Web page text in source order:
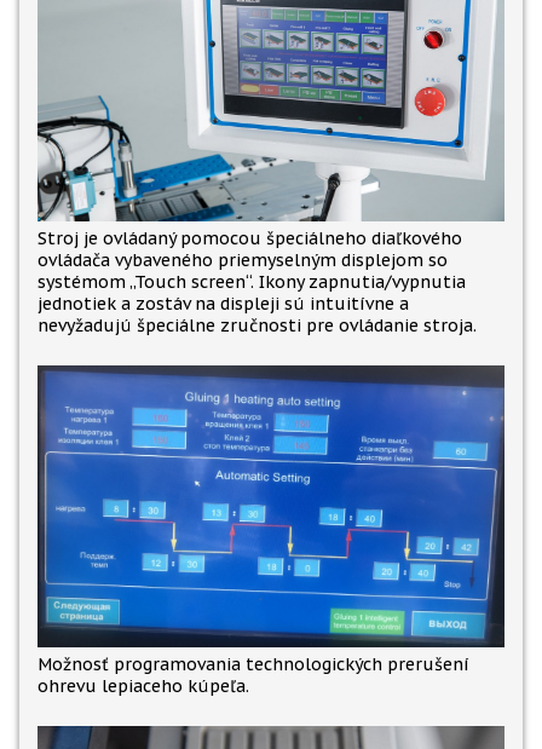
Stroj je ovládaný pomocou špeciálneho diaľkového
ovládača vybaveného priemyselným displejom so
systémom „Touch screen“. Ikony zapnutia/vypnutia
jednotiek a zostáv na displeji sú intuitívne a
nevyžadujú špeciálne zručnosti pre ovládanie stroja.
Možnosť programovania technologických prerušení
ohrevu lepiaceho kúpeľa.